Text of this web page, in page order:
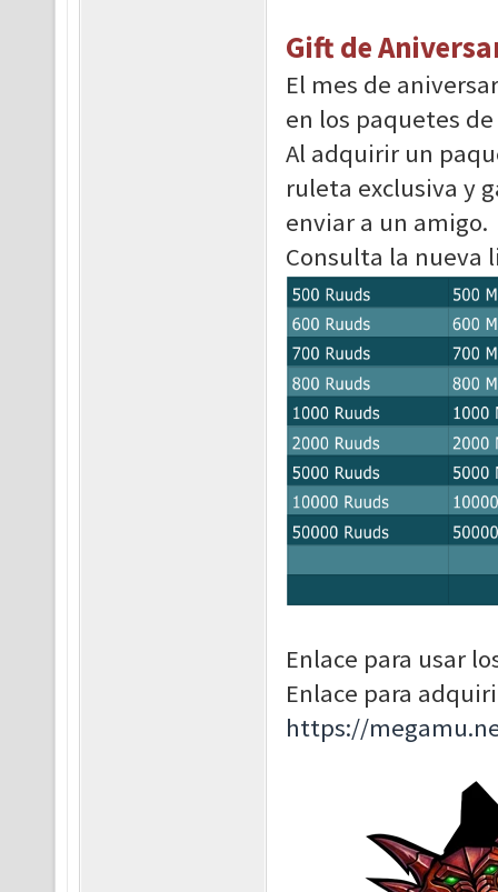
Gift de
El mes de
en los paquetes
Al adquirir un
ruleta exclusiva y
enviar a un amigo.
Consulta la nueva
Enlace para usar
Enlace para
https://